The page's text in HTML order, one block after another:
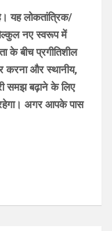
यह लोकतांत्रिक/
नए स्वरूप में
के बीच प्रगीतिशील
करना और स्थानीय,
समझ बढ़ाने के लिए
अगर आपके पास